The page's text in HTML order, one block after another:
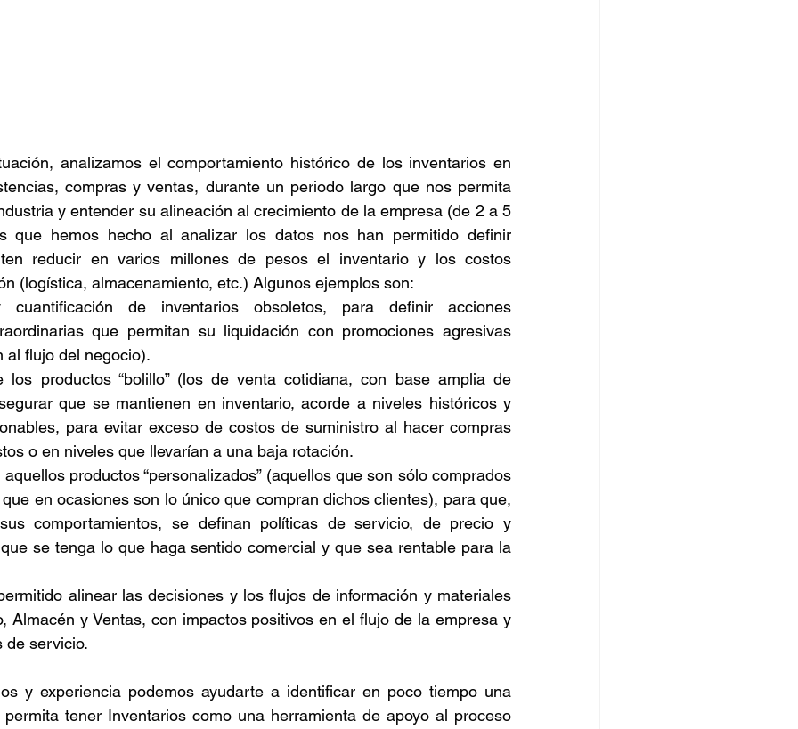
analizamos el comportamiento histórico de los inventarios en
compras y ventas, durante un periodo largo que nos permita
y entender su alineación al crecimiento de la empresa (de 2 a 5
que hemos hecho al analizar los datos nos han permitido definir
reducir en varios millones de pesos el inventario y los costos
(logística, almacenamiento, etc.) Algunos ejemplos son:
cuantificación de inventarios obsoletos, para definir acciones
que permitan su liquidación con promociones agresivas
al flujo del negocio).
los productos “bolillo” (los de venta cotidiana, con base amplia de
que se mantienen en inventario, acorde a niveles históricos y
para evitar exceso de costos de suministro al hacer compras
o en niveles que llevarían a una baja rotación.
productos “personalizados” (aquellos que son sólo comprados
en ocasiones son lo único que compran dichos clientes), para que,
comportamientos, se definan políticas de servicio, de precio y
se tenga lo que haga sentido comercial y que sea rentable para la
alinear las decisiones y los flujos de información y materiales
Almacén y Ventas, con impactos positivos en el flujo de la empresa y
de servicio.
y experiencia podemos ayudarte a identificar en poco tiempo una
tener Inventarios como una herramienta de apoyo al proceso